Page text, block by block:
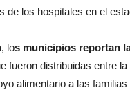
de los hospitales en el
los municipios reportan
fueron distribuidas entre
alimentario a las